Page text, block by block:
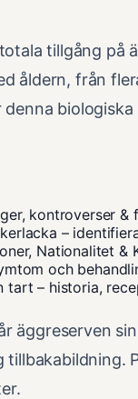
tillgång på
åldern, från
kontroverser &
–
Nationalitet &
och
tart – historia,
äggreserven